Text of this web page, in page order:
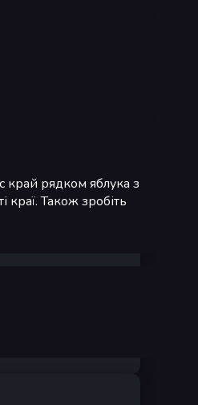
край рядком яблука з
Також зробіть